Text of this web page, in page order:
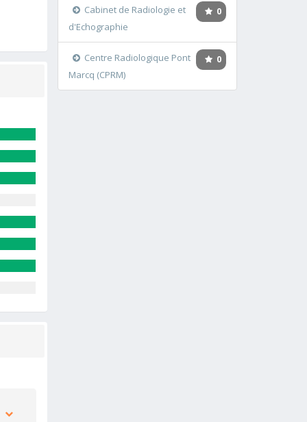
0
Cabinet de Radiologie et
d'Echographie
0
Centre Radiologique Pont
Marcq (CPRM)